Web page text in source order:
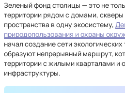
Зеленый фонд столицы — это не
территории рядом с домами,
пространства в одну экосистему,
природопользования и охраны
начал создание сети
образуют непрерывный маршрут,
территории с жилыми кварталами и
инфраструктуры.